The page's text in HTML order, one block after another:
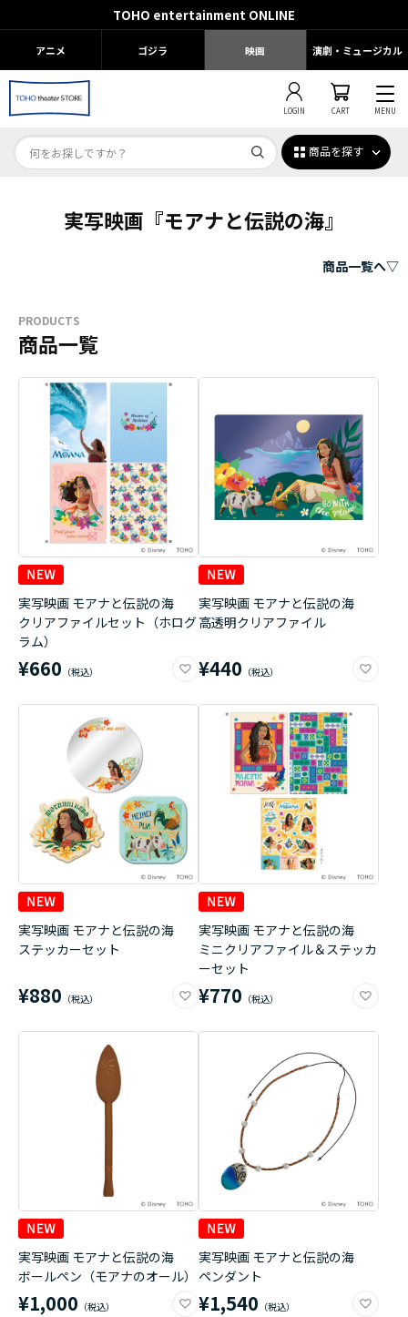
TOHO entertainment ONLINE
アニメ ゴジラ 映画 演劇・ミュージカル
LOGIN CART MENU
商品を探す
実写映画『モアナと伝説の海』
商品一覧へ▽
PRODUCTS
商品一覧
実写映画 モアナと伝説の海
クリアファイルセット（ホログ
ラム）
¥660
実写映画 モアナと伝説の海
高透明クリアファイル
¥440
実写映画 モアナと伝説の海
ステッカーセット
¥880
実写映画 モアナと伝説の海
ミニクリアファイル＆ステッカ
ーセット
¥770
実写映画 モアナと伝説の海
ボールペン（モアナのオール）
¥1,000
実写映画 モアナと伝説の海
ペンダント
¥1,540